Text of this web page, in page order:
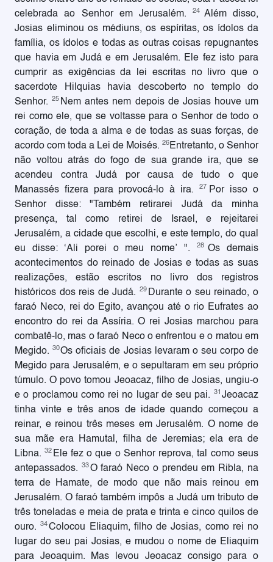
celebrada ao Senhor em Jerusalém.24 Além disso,
Josias eliminou os médiuns, os espíritas, os ídolos da
família, os ídolos e todas as outras coisas repugnantes
que havia em Judá e em Jerusalém. Ele fez isto para
cumprir as exigências da lei escritas no livro que o
sacerdote Hilquias havia descoberto no templo do
Senhor.25 Nem antes nem depois de Josias houve um
rei como ele, que se voltasse para o Senhor de todo o
coração, de toda a alma e de todas as suas forças, de
acordo com toda a Lei de Moisés. 26 Entretanto, o Senhor
não voltou atrás do fogo de sua grande ira, que se
acendeu contra Judá por causa de tudo o que
Manassés fizera para provocá-lo à ira.
27
Por isso o
Senhor disse: "Também retirarei Judá da minha
presença, tal como retirei de Israel, e rejeitarei
Jerusalém, a cidade que escolhi, e este templo, do qual
eu disse: ‘Ali porei o meu nome’ ".
28 Os demais
acontecimentos do reinado de Josias e todas as suas
realizações, estão escritos no livro dos registros
históricos dos reis de Judá. 29 Durante o seu reinado, o
faraó Neco, rei do Egito, avançou até o rio Eufrates ao
encontro do rei da Assíria. O rei Josias marchou para
combatê-lo, mas o faraó Neco o enfrentou e o matou em
Megido.30Os oficiais de Josias levaram o seu corpo de
Megido para Jerusalém, e o sepultaram em seu próprio
túmulo. O povo tomou Jeoacaz, filho de Josias, ungiu-o
e o proclamou como rei no lugar de seu pai. 31 Jeoacaz
tinha vinte e três anos de idade quando começou a
reinar, e reinou três meses em Jerusalém. O nome de
sua mãe era Hamutal, filha de Jeremias; ela era de
Libna.32 Ele fez o que o Senhor reprova, tal como seus
antepassados. 33O faraó Neco o prendeu em Ribla, na
terra de Hamate, de modo que não mais reinou em
Jerusalém. O faraó também impôs a Judá um tributo de
três toneladas e meia de prata e trinta e cinco quilos de
ouro.34 Colocou Eliaquim, filho de Josias, como rei no
lugar do seu pai Josias, e mudou o nome de Eliaquim
para Jeoaquim. Mas levou Jeoacaz consigo para o